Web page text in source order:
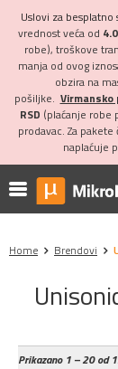
Uslovi za
vrednost veća od
robe), troškove
manja od ovog
obzira na
pošiljke. Virmansko
RSD (plaćanje robe
prodavac. Za
naplaćuje
Home Brendovi
Prikazano1 – 20 od